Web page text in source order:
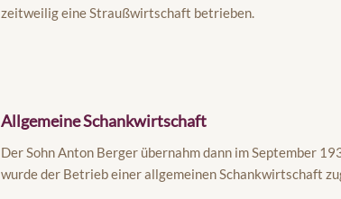
zeitweilig eine Straußwirtschaft betrieben.
Allgemeine Schankwirtschaft
Der Sohn Anton Berger übernahm dann im September
wurde der Betrieb einer allgemeinen Schankwirtschaft